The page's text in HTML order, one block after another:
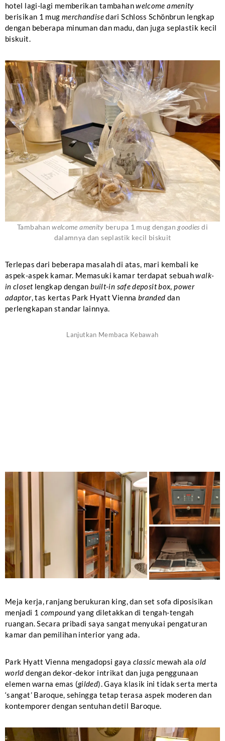
hotel lagi-lagi memberikan tambahanwelcome amenity
berisikan 1 mug merchandisedari Schloss Schönbrun lengkap
dengan beberapa minuman dan madu, dan juga seplastik kecil
biskuit.
Tambahanwelcome amenity berupa 1 mug dengangoodies di
dalamnya dan seplastik kecil biskuit
Terlepas dari beberapa masalah di atas, mari kembali ke
aspek-aspek kamar. Memasuki kamar terdapat sebuahwalk-
in closetlengkap denganbuilt-in safe deposit box,power
adaptor, tas kertas Park Hyatt Vienna branded dan
perlengkapan standar lainnya.
Meja kerja, ranjang berukuran king, dan set sofa diposisikan
menjadi 1 compound yang diletakkan di tengah-tengah
ruangan. Secara pribadi saya sangat menyukai pengaturan
kamar dan pemilihan interior yang ada.
Park Hyatt Vienna mengadopsi gaya classic mewah alaold
world dengan dekor-dekor intrikat dan juga penggunaan
elemen warna emas (gilded). Gaya klasik ini tidak serta merta
‘sangat’ Baroque, sehingga tetap terasa aspek moderen dan
kontemporer dengan sentuhan detil Baroque.